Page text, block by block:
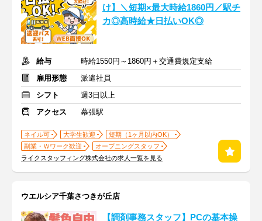
け】＼短期×最大時給1860円／駅チ
カ◎高時給★日払いOK◎
給与
時給1550円～1860円＋交通費規定支給
雇用形態
派遣社員
シフト
週3日以上
アクセス
幕張駅
ネイル可 大学生歓迎
短期（1ヶ月以内OK）
副業・Ｗワーク歓迎
オープニングスタッフ
ライクスタッフィング株式会社の求人一覧を見る
ウエルシア千葉さつきが丘店
【調剤事務スタッフ】PCの基本操